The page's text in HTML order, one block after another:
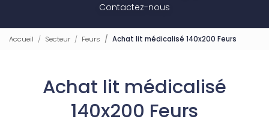
Contactez-nous
Accueil Secteur Feurs Achat lit médicalisé 140x200 Feurs
Achat lit médicalisé
140x200 Feurs